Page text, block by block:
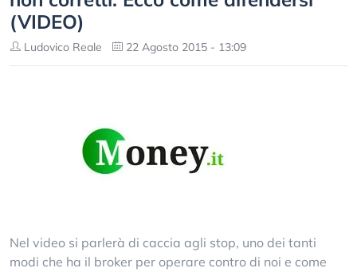
(VIDEO)
Ludovico Reale 22 Agosto 2015 - 13:09
Nel video si parlerà di caccia agli stop, uno dei tanti
modi che ha il broker per operare contro di noi e come